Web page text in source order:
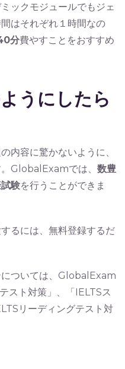
ックモジュールでもジェ
はそれぞれ１時間なの
分費やすことをおすすめ
うにしたら
内容に驚かないように、
GlobalExamでは、 数豊
験を行うことができま
るには、無料登録するだ
については、GlobalExam
スト対策」、「IELTSス
リーディングテスト対